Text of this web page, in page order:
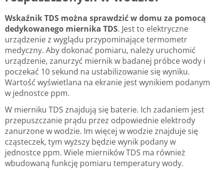
Wskaźnik TDS można sprawdzić w domu za pomocą
dedykowanego miernika TDS. Jest to elektryczne
urządzenie z wyglądu przypominające termometr
medyczny. Aby dokonać pomiaru, należy uruchomić
urządzenie, zanurzyć miernik w badanej próbce wody i
poczekać 10 sekund na ustabilizowanie się wyniku.
Wartość wyświetlana na ekranie jest wynikiem podanym
w jednostce ppm.
W mierniku TDS znajdują się baterie. Ich zadaniem jest
przepuszczanie prądu przez odpowiednie elektrody
zanurzone w wodzie. Im więcej w wodzie znajduje się
cząsteczek, tym wyższy będzie wynik podany w
jednostce ppm. Wiele mierników TDS ma również
wbudowaną funkcję pomiaru temperatury wody.